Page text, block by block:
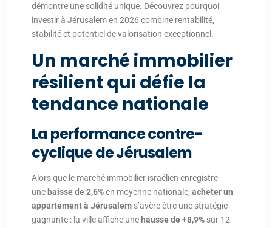
démontre une solidité unique. Découvrez pourquoi
investir à Jérusalem en 2026 combine rentabilité,
stabilité et potentiel de valorisation exceptionnel.
Un marché immobilier
résilient qui défie la
tendance nationale
La performance contre-
cyclique de Jérusalem
Alors que le marché immobilier israélien enregistre
une baisse de 2,6%en moyenne nationale, acheter un
appartement à Jérusalem s’avère être une stratégie
gagnante : la ville affiche une hausse de +8,9% sur 12